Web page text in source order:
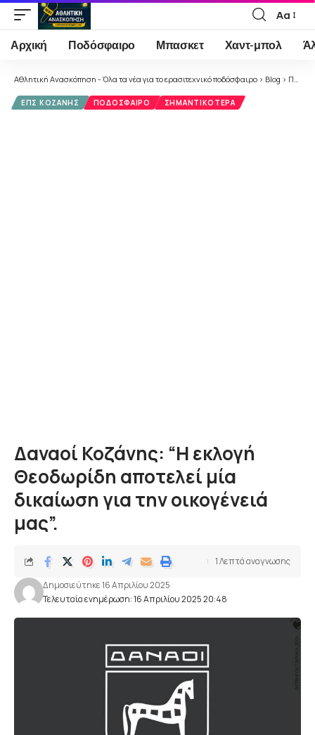
Font
Resizer
Αα
Αρχική Ποδόσφαιρο Μπασκετ Χαντ-μπολ
Αθλητική Ανασκόπηση - Όλα τα νέα για το ερασιτεχνικό ποδόσφαιρο > Blog > Ποδόσφαιρο
ΕΠΣ ΚΟΖΆΝΗΣ ΠΟΔΌΣΦΑΙΡΟ ΣΗΜΑΝΤΙΚΌΤΕΡΑ
Δαναοί Κοζάνης: “Η εκλογή
Θεοδωρίδη αποτελεί μία
δικαίωση για την οικογένειά
μας”.
Τελευταία ενημέρωση: 16 Απριλίου 2025 20:48
Δημοσιεύτηκε 16 Απριλίου 2025
1 Λεπτά αναγνωσης